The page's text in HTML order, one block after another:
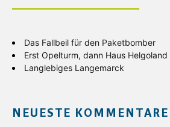
Das Fallbeil für den Paketbomber
Erst Opelturm, dann Haus Helgoland
Langlebiges Langemarck
NEUESTE KOMMENTARE